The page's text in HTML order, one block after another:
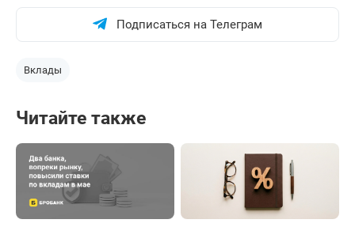
Подписаться на Телеграм
Вклады
Читайте также